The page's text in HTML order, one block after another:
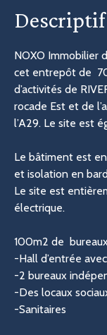
NOXO Immobilier
cet entrepôt de
d’activités de
rocade Est et de
l’A29. Le site est
Le bâtiment est
et isolation en
Le site est
électrique.
100m2 de
-Hall d’entrée
-2 bureaux
-Des locaux
-Sanitaires